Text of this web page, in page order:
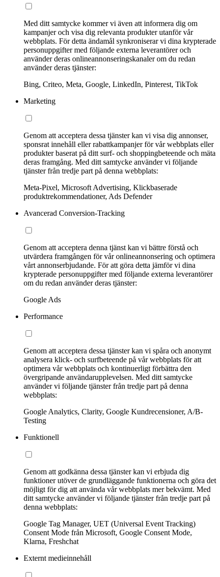
Med ditt samtycke kommer vi även att informera dig om
kampanjer och visa dig relevanta produkter utanför vår
webbplats. För detta ändamål synkroniserar vi dina krypterade
personuppgifter med följande externa leverantörer och
använder deras onlineannonseringskanaler om du redan
använder deras tjänster:
Bing, Criteo, Meta, Google, LinkedIn, Pinterest, TikTok
Marketing
Genom att acceptera dessa tjänster kan vi visa dig annonser,
sponsrat innehåll eller rabattkampanjer för vår webbplats eller
produkter baserat på ditt surf- och shoppingbeteende och mäta
deras framgång. Med ditt samtycke använder vi följande
tjänster från tredje part på denna webbplats:
Meta-Pixel, Microsoft Advertising, Klickbaserade
produktrekommendationer, Ads Defender
Avancerad Conversion-Tracking
Genom att acceptera denna tjänst kan vi bättre förstå och
utvärdera framgången för vår onlineannonsering och optimera
vårt annonserbjudande. För att göra detta jämför vi dina
krypterade personuppgifter med följande externa leverantörer
om du redan använder deras tjänster:
Google Ads
Performance
Genom att acceptera dessa tjänster kan vi spåra och anonymt
analysera klick- och surfbeteende på vår webbplats för att
optimera vår webbplats och kontinuerligt förbättra den
övergripande användarupplevelsen. Med ditt samtycke
använder vi följande tjänster från tredje part på denna
webbplats:
Google Analytics, Clarity, Google Kundrecensioner, A/B-
Testing
Funktionell
Genom att godkänna dessa tjänster kan vi erbjuda dig
funktioner utöver de grundläggande funktionerna och göra det
möjligt för dig att använda vår webbplats mer bekvämt. Med
ditt samtycke använder vi följande tjänster från tredje part på
denna webbplats:
Google Tag Manager, UET (Universal Event Tracking)
Consent Mode från Microsoft, Google Consent Mode,
Klarna, Freshchat
Externt medieinnehåll